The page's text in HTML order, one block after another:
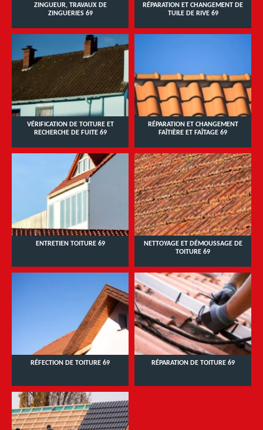
ZINGUEUR, TRAVAUX DE
ZINGUERIES 69
RÉPARATION ET CHANGEMENT DE
TUILE DE RIVE 69
VÉRIFICATION DE TOITURE ET
RECHERCHE DE FUITE 69
RÉPARATION ET CHANGEMENT
FAÎTIÈRE ET FAÎTAGE 69
ENTRETIEN TOITURE 69
NETTOYAGE ET DÉMOUSSAGE DE
TOITURE 69
RÉFECTION DE TOITURE 69 RÉPARATION DE TOITURE 69